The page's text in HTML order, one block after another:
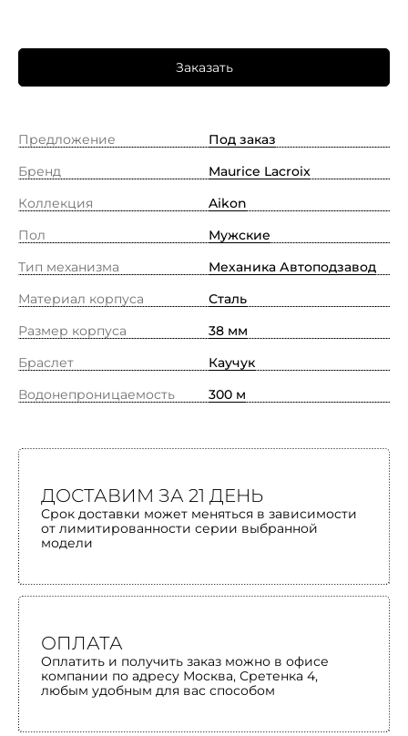
Заказать
Предложение
Под заказ
Бренд
Maurice Lacroix
Коллекция
Aikon
Пол
Мужские
Тип механизма
Механика Автоподзавод
Материал корпуса
Сталь
Размер корпуса
38 мм
Браслет
Каучук
Водонепроницаемость
300 м
ДОСТАВИМ ЗА 21 ДЕНЬ
Срок доставки может меняться в зависимости
от лимитированности серии выбранной
модели
ОПЛАТА
Оплатить и получить заказ можно в офисе
компании по адресу Москва, Сретенка 4,
любым удобным для вас способом